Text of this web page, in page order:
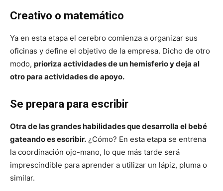
Creativo o matemático
Ya en esta etapa el cerebro comienza a organizar sus
oficinas y define el objetivo de la empresa. Dicho de otro
modo, prioriza actividades de un hemisferio y deja al
otro para actividades de apoyo.
Se prepara para escribir
Otra de las grandes habilidades que desarrolla el bebé
gateando es escribir. ¿Cómo? En esta etapa se entrena
la coordinación ojo-mano, lo que más tarde será
imprescindible para aprender a utilizar un lápiz, pluma o
similar.